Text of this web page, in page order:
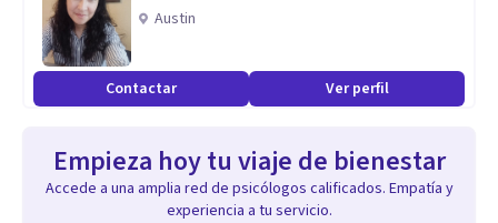
Trabajo des de una vertiente Integradora y Cognitivo-
Conductual. Especialicado en Ansiedad, Depresión,
trastornos emocionales, trauma, Conflictos
gestión de las emociones, así como ansiedad, trauma,
Austin
Contactar Ver perfil
Empieza hoy tu viaje de bienestar
Accede a una amplia red de psicólogos calificados. Empatía y
experiencia a tu servicio.